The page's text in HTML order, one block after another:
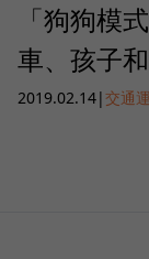
「狗狗模
車、孩子
2019.02.14|交通